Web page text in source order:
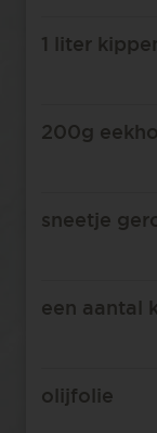
1 liter
200g
sneetje
een aantal
olijfolie